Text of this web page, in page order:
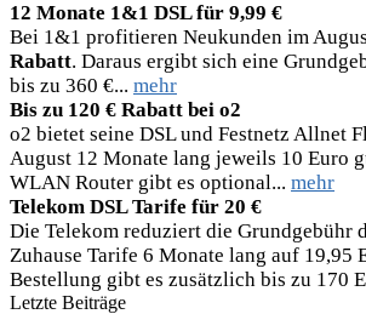
12 Monate 1&1 DSL für 9,99 €
Bei 1&1 profitieren Neukunden im
Rabatt. Daraus ergibt sich eine
bis zu 360 €... mehr
Bis zu 120 € Rabatt bei o2
o2 bietet seine DSL und Festnetz Allnet
August 12 Monate lang jeweils 10 Euro
WLAN Router gibt es optional... mehr
Telekom DSL Tarife für 20 €
Die Telekom reduziert die Grundgebühr
Zuhause Tarife 6 Monate lang auf 19,95
Bestellung gibt es zusätzlich bis zu 170
Letzte Beiträge